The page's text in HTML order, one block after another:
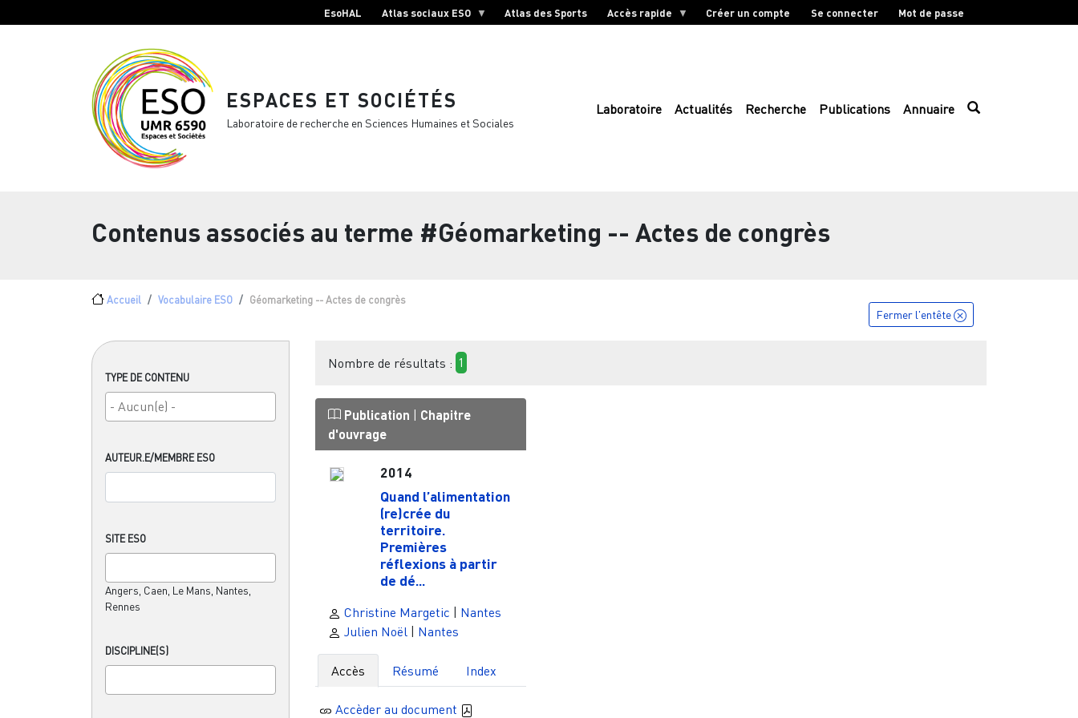
EsoHAL Atlas sociaux ESO Atlas des Sports Accès rapide Créer un compte Se connecter Mot de passe
ESPACES ET SOCIÉTÉS
Laboratoire de recherche en Sciences Humaines et Sociales
Laboratoire Actualités Recherche Publications Annuaire
Contenus associés au terme #Géomarketing -- Actes de congrès
Fil d'Ariane
Accueil Vocabulaire ESO Géomarketing -- Actes de congrès
TYPE DE CONTENU
AUTEUR.E/MEMBRE ESO
SITE ESO
Angers, Caen, Le Mans, Nantes,
Rennes
DISCIPLINE(S)
Fermer l'entête
Nombre de résultats : 1
Publication | Chapitre
d'ouvrage
2014
Quand l’alimentation
(re)crée du
territoire.
Premières
réflexions à partir
de dé...
Christine Margetic | Nantes
Julien Noël | Nantes
Accès Résumé Index
Accèder au document